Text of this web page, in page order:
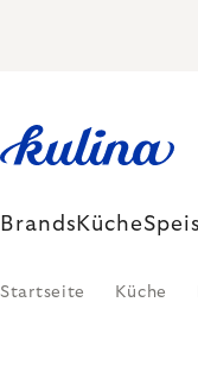
Brands Küche
Startseite Küche